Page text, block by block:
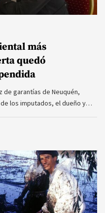
más
quedó
de garantías de Neuquén,
de los imputados, el dueño y…